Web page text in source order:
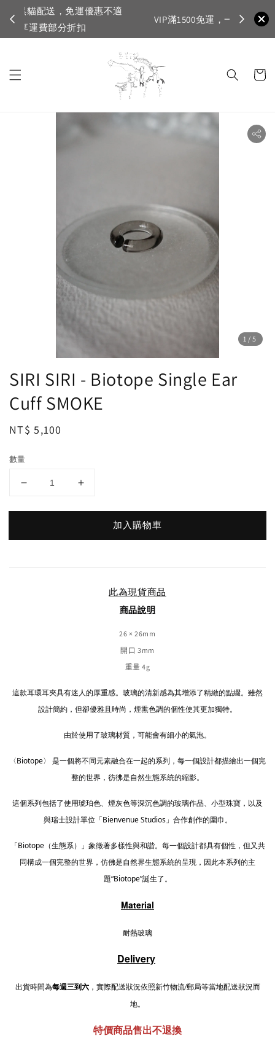
VIP滿1500免運，一般會員滿3500免運
首購登入
1 /5
SIRI SIRI - Biotope Single Ear
Cuff SMOKE
Regular
NT$ 5,100
數量
加入購物車
此為現貨商品
商品說明
26 × 26mm
開口 3mm
重量 4g
這款耳環耳夾具有迷人的厚重感。玻璃的清新感為其增添了精緻的點綴。雖然
設計簡約，但卻優雅且時尚，煙熏色調的個性使其更加獨特。
由於使用了玻璃材質，可能會有細小的氣泡。
〈Biotope〉 是一個將不同元素融合在一起的系列，每一個設計都描繪出一個完
整的世界，彷彿是自然生態系統的縮影。
這個系列包括了使用琥珀色、煙灰色等深沉色調的玻璃作品、小型珠寶，以及
與瑞士設計單位「Bienvenue Studios」合作創作的圍巾。
「Biotope（生態系）」象徵著多樣性與和諧。每一個設計都具有個性，但又共
同構成一個完整的世界，仿佛是自然界生態系統的呈現，因此本系列的主
題“Biotope”誕生了。
Material
耐熱玻璃
Delivery
出貨時間為每週三到六，實際配送狀況依照新竹物流/郵局等當地配送狀況而
地。
特價商品售出不退換